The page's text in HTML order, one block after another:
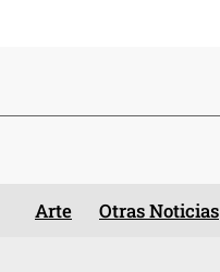
Arte Otras Noticias